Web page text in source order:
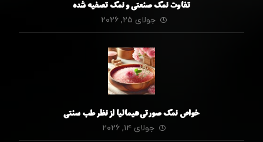
تفاوت نمک صنعتی و نمک تصفیه شده
جولای ۲۵, ۲۰۲۶
خواص نمک صورتی هیمالیا از نظر طب سنتی
جولای ۱۴, ۲۰۲۶